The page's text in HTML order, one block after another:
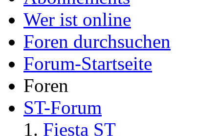
Wer ist online
Foren durchsuchen
Forum-Startseite
Foren
ST-Forum
Fiesta ST